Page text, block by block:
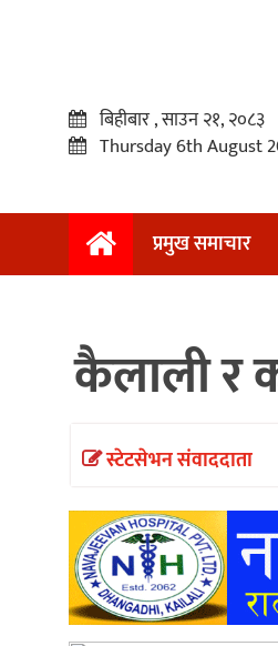
प्रमुख
समाचार
अन्तर्वार्ता
खेलकुद
बिहीबार , साउन २१, २०८३
Thursday 6th August
प्रमुख समाचार
कैलाली र
स्टेटसेभन संवाददाता